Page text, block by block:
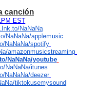
canción
EST
NaNaNa
NaNaNa/applemusic
NaNaNa/spotify
amazonmusicstreaming
NaNaNa/youtube
NaNaNa/itunes
NaNaNa/deezer
tiktokusemysound